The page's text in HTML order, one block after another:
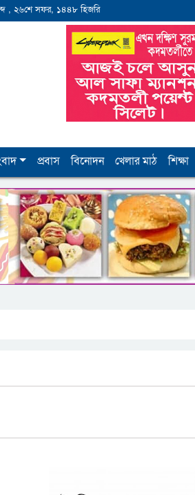
, ২৬শে সফর, ১৪৪৮ হিজরি
প্রবাস বিনোদন খেলার মাঠ শিক্ষা